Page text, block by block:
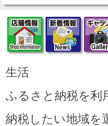
店舗情報新着
生活
ふるさと納税を利
納税したい地域を